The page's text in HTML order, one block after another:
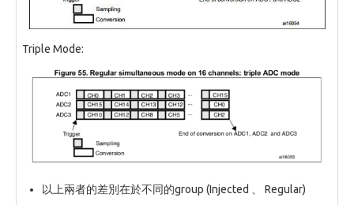
Triple Mode:
以上兩者的差別在於不同的group (Injected 、 Regular)